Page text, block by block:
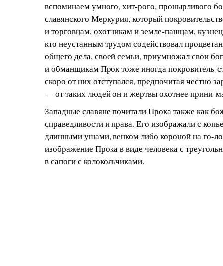
вспоминаем умного, хит-рого, пронырливого
славянского Меркурия, который
и торговцам, охотникам и земле-пашцам,
кто неустанным трудом содействовал
общего дела, своей семьи, приумножал свои
и обманщикам Прок тоже иногда покровитель-
скоро от них отступался, предпочитая честно
— от таких людей он и жертвы охотнее прини-
Западные славяне почитали Прока также как
справедливости и права. Его изображали с
длинными ушами, венком либо короной на го-
изображение Прока в виде человека с
в сапоги с колокольчиками.